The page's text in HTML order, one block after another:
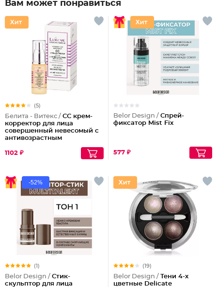
Вам может понравиться
(5)
Белита - Витекс / СС крем-
корректор для лица
совершенный невесомый с
антивозрастным
1102 ₽
Belor Design / Спрей-
фиксатор Mist Fix
577 ₽
-52%
(1)
Belor Design / Стик-
скульптор для лица
(19)
Belor Design / Тени 4-х
цветные Delicate